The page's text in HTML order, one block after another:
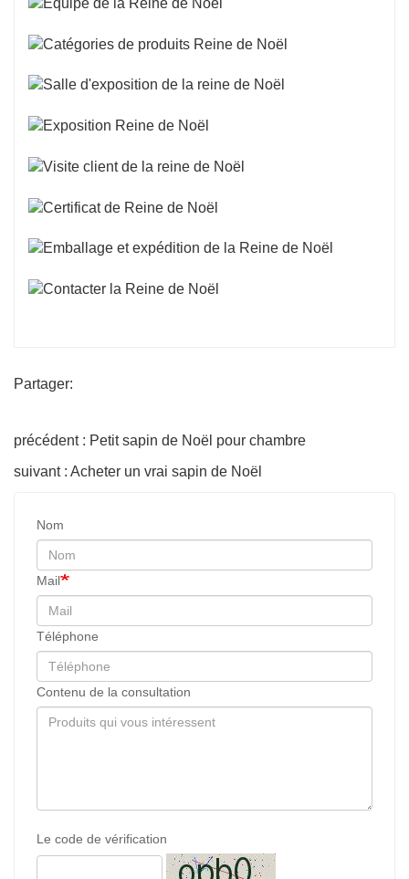
Partager:
précédent : Petit sapin de Noël pour chambre
suivant : Acheter un vrai sapin de Noël
Nom
Mail
Téléphone
Contenu de la consultation
Le code de vérification